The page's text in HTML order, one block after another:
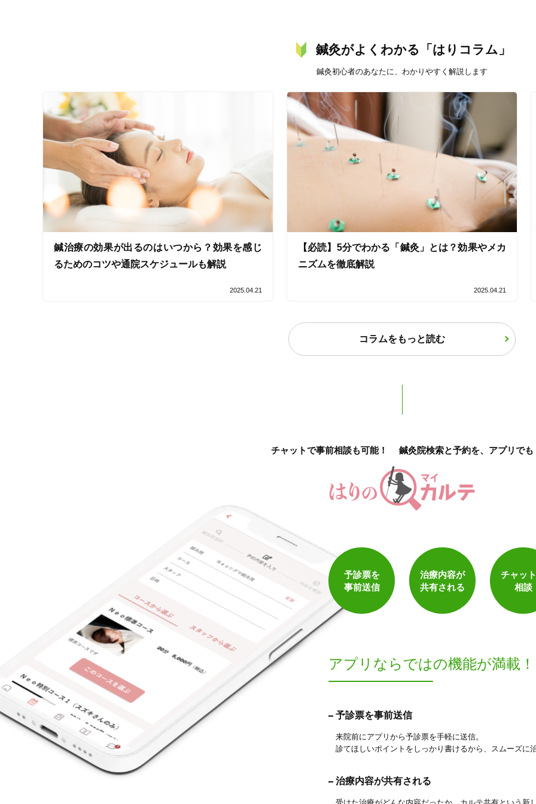
オンラインサポートあり 丁寧な説明
カルテ共有 経験豊富なスタッフ在籍
施術の特徴
痛みの少ない鍼シール 使い捨て鍼使用 トライアルコースあり
支払いに関する特徴
特典あり 地域支援クーポン可
クレカ可
キーワード
件 検索結果を見る
鍼灸がよくわかる「はりコラム」
鍼灸初心者のあなたに、わかりやすく解説します
鍼治療の効果が出るのはいつから？効果を感じ
るためのコツや通院スケジュールも解説
2025.04.21
【必読】5分でわかる「鍼灸」とは？効果やメカ
ニズムを徹底解説
2025.04.21
コラムをもっと読む
チャットで事前相談も可能！ 鍼灸院検索と予約を、アプリでも
予診票を
事前送信
治療内容が
共有される
チャッ
相談
アプリならではの機能が満載！
予診票を事前送信
来院前にアプリから予診票を手軽に送信。
診てほしいポイントをしっかり書けるから、スムーズに
治療内容が共有される